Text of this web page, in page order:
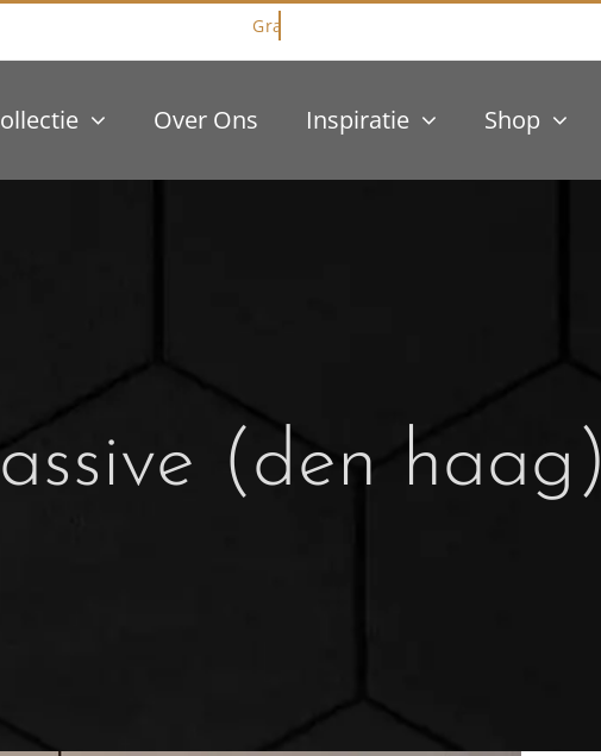
Over Ons Inspiratie Shop
(den haag)